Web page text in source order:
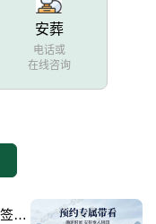
安葬
电话或
在线咨询
长城华人怀思堂室内寄存碑位价格公示 签约立减配套礼包详解